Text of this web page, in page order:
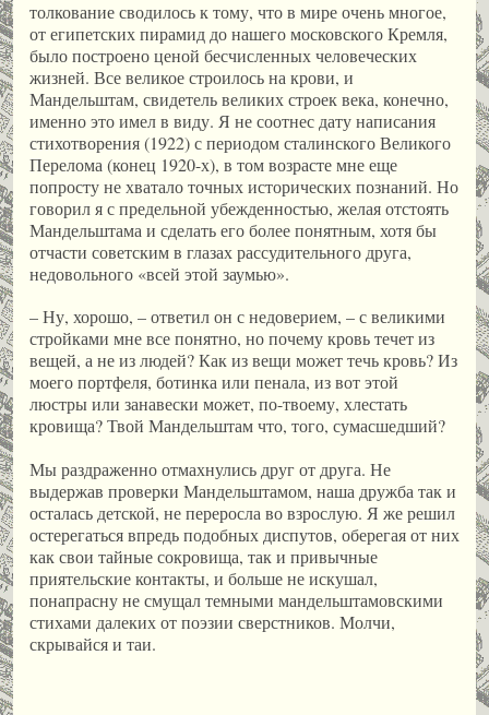
толкование сводилось к тому, что в мире очень многое,
от египетских пирамид до нашего московского Кремля,
было построено ценой бесчисленных человеческих
жизней. Все великое строилось на крови, и
Мандельштам, свидетель великих строек века, конечно,
именно это имел в виду. Я не соотнес дату написания
стихотворения (1922) с периодом сталинского Великого
Перелома (конец 1920-х), в том возрасте мне еще
попросту не хватало точных исторических познаний. Но
говорил я с предельной убежденностью, желая отстоять
Мандельштама и сделать его более понятным, хотя бы
отчасти советским в глазах рассудительного друга,
недовольного «всей этой заумью».
– Ну, хорошо, – ответил он с недоверием, – с великими
стройками мне все понятно, но почему кровь течет из
вещей, а не из людей? Как из вещи может течь кровь? Из
моего портфеля, ботинка или пенала, из вот этой
люстры или занавески может, по-твоему, хлестать
кровища? Твой Мандельштам что, того, сумасшедший?
Мы раздраженно отмахнулись друг от друга. Не
выдержав проверки Мандельштамом, наша дружба так и
осталась детской, не переросла во взрослую. Я же решил
остерегаться впредь подобных диспутов, оберегая от них
как свои тайные сокровища, так и привычные
приятельские контакты, и больше не искушал,
понапрасну не смущал темными мандельштамовскими
стихами далеких от поэзии сверстников. Молчи,
скрывайся и таи.